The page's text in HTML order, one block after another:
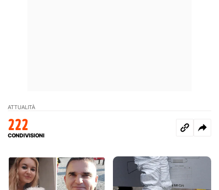
ATTUALITÀ
222
CONDIVISIONI